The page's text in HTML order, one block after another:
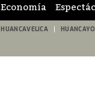
Economía
HUANCAVELICA HUANCAYO